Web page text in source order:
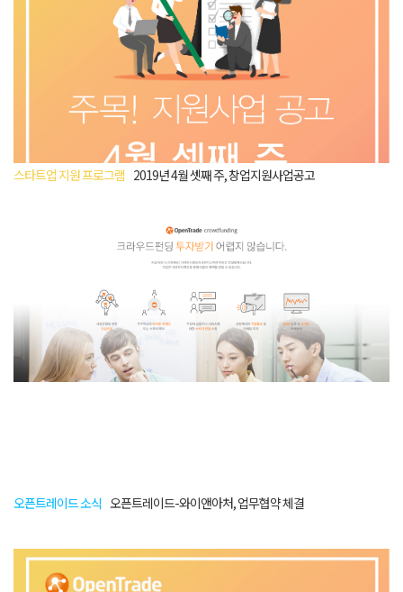
스타트업 지원 프로그램 2019년 4월 셋째 주, 창업지원사업공고
오픈트레이드 소식 오픈트레이드-와이앤아처, 업무협약 체결